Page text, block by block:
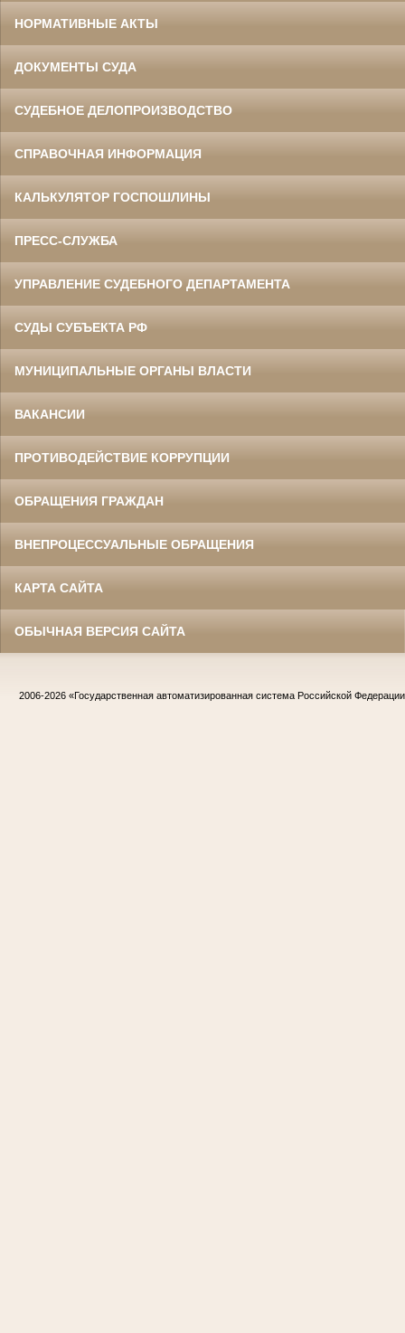
НОРМАТИВНЫЕ АКТЫ
ДОКУМЕНТЫ СУДА
СУДЕБНОЕ ДЕЛОПРОИЗВОДСТВО
СПРАВОЧНАЯ ИНФОРМАЦИЯ
КАЛЬКУЛЯТОР ГОСПОШЛИНЫ
ПРЕСС-СЛУЖБА
УПРАВЛЕНИЕ СУДЕБНОГО ДЕПАРТАМЕНТА
СУДЫ СУБЪЕКТА РФ
МУНИЦИПАЛЬНЫЕ ОРГАНЫ ВЛАСТИ
ВАКАНСИИ
ПРОТИВОДЕЙСТВИЕ КОРРУПЦИИ
ОБРАЩЕНИЯ ГРАЖДАН
ВНЕПРОЦЕССУАЛЬНЫЕ ОБРАЩЕНИЯ
КАРТА САЙТА
ОБЫЧНАЯ ВЕРСИЯ САЙТА
2006-2026 «Государственная автоматизированная система Российской